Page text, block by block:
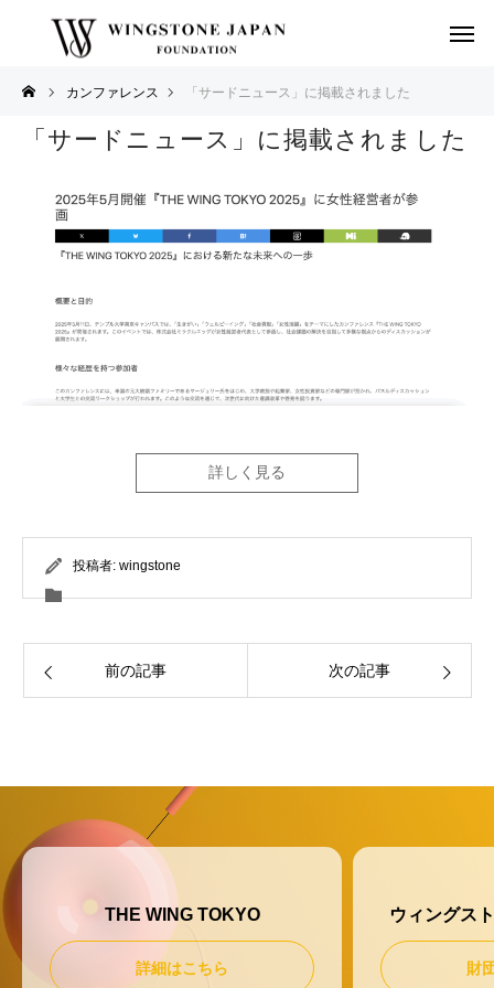
カンファレンス 「サードニュース」に掲載されました
「サードニュース」に掲載されました
詳しく見る
投稿者: wingstone
前の記事 次の記事
THE WING TOKYO
詳細はこちら
ウィングス
財